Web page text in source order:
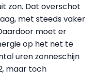
zon. Dat overschot
met steeds vaker
moet er
op het net te
uren zonneschijn
maar toch